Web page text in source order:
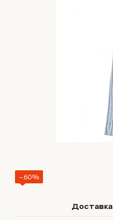
−60%
Доставка